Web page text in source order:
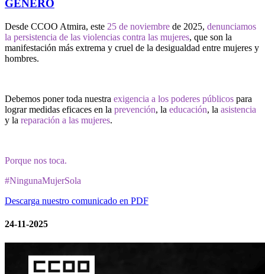
GÉNERO
Desde CCOO Atmira, este 25 de noviembre de 2025, denunciamos
la persistencia de las violencias contra las mujeres, que son la
manifestación más extrema y cruel de la desigualdad entre mujeres y
hombres.
Debemos poner toda nuestra exigencia a los poderes públicos para
lograr medidas eficaces en la prevención, la educación, la asistencia
y la reparación a las mujeres.
Porque nos toca.
#NingunaMujerSola
Descarga nuestro comunicado en PDF
24-11-2025